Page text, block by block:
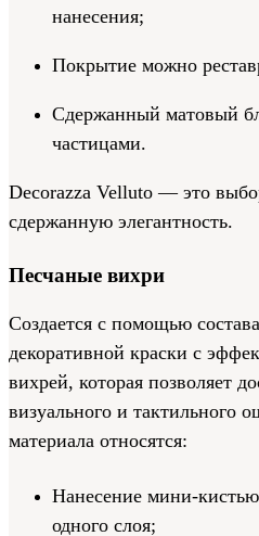
нанесения;
Покрытие можно
Сдержанный матовый
частицами.
Decorazza Velluto — это
сдержанную элегантность.
Песчаные вихри
Создается с помощью
декоративной краски с
вихрей, которая позволяет
визуального и тактильного
материала относятся:
Нанесение мини-
одного слоя;